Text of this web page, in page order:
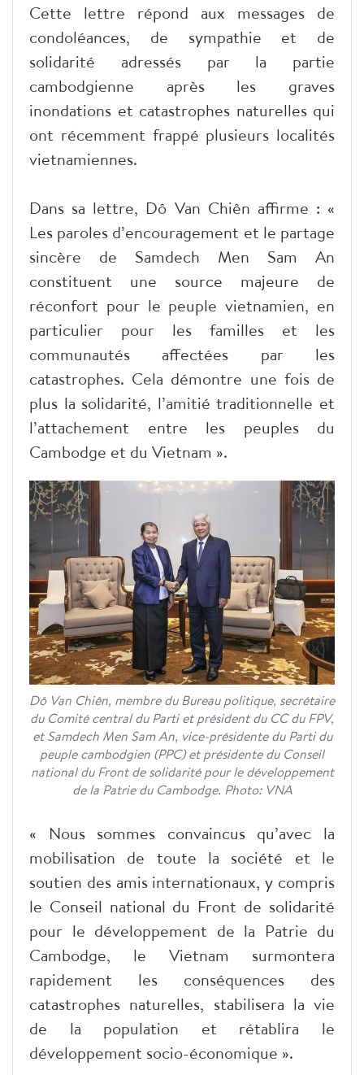
Cette lettre répond aux messages de
condoléances, de sympathie et de
solidarité adressés par la partie
cambodgienne après les graves
inondations et catastrophes naturelles qui
ont récemment frappé plusieurs localités
vietnamiennes.
Dans sa lettre, Dô Van Chiên affirme : «
Les paroles d’encouragement et le partage
sincère de Samdech Men Sam An
constituent une source majeure de
réconfort pour le peuple vietnamien, en
particulier pour les familles et les
communautés affectées par les
catastrophes. Cela démontre une fois de
plus la solidarité, l’amitié traditionnelle et
l’attachement entre les peuples du
Cambodge et du Vietnam ».
Dô Van Chiên, membre du Bureau politique, secrétaire
du Comité central du Parti et président du CC du FPV,
et Samdech Men Sam An, vice-présidente du Parti du
peuple cambodgien (PPC) et présidente du Conseil
national du Front de solidarité pour le développement
de la Patrie du Cambodge. Photo: VNA
« Nous sommes convaincus qu’avec la
mobilisation de toute la société et le
soutien des amis internationaux, y compris
le Conseil national du Front de solidarité
pour le développement de la Patrie du
Cambodge, le Vietnam surmontera
rapidement les conséquences des
catastrophes naturelles, stabilisera la vie
de la population et rétablira le
développement socio-économique ».